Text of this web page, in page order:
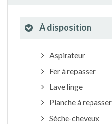
À disposition
Aspirateur
Fer à repasser
Lave linge
Planche à repasser
Sèche-cheveux